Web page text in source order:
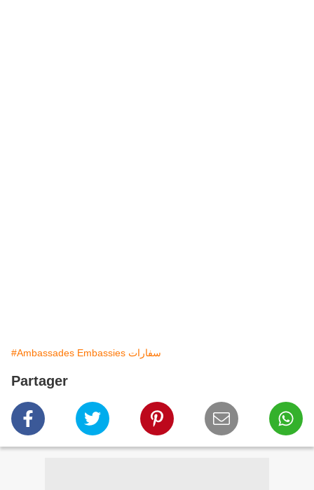
#Ambassades Embassies سفارات
Partager